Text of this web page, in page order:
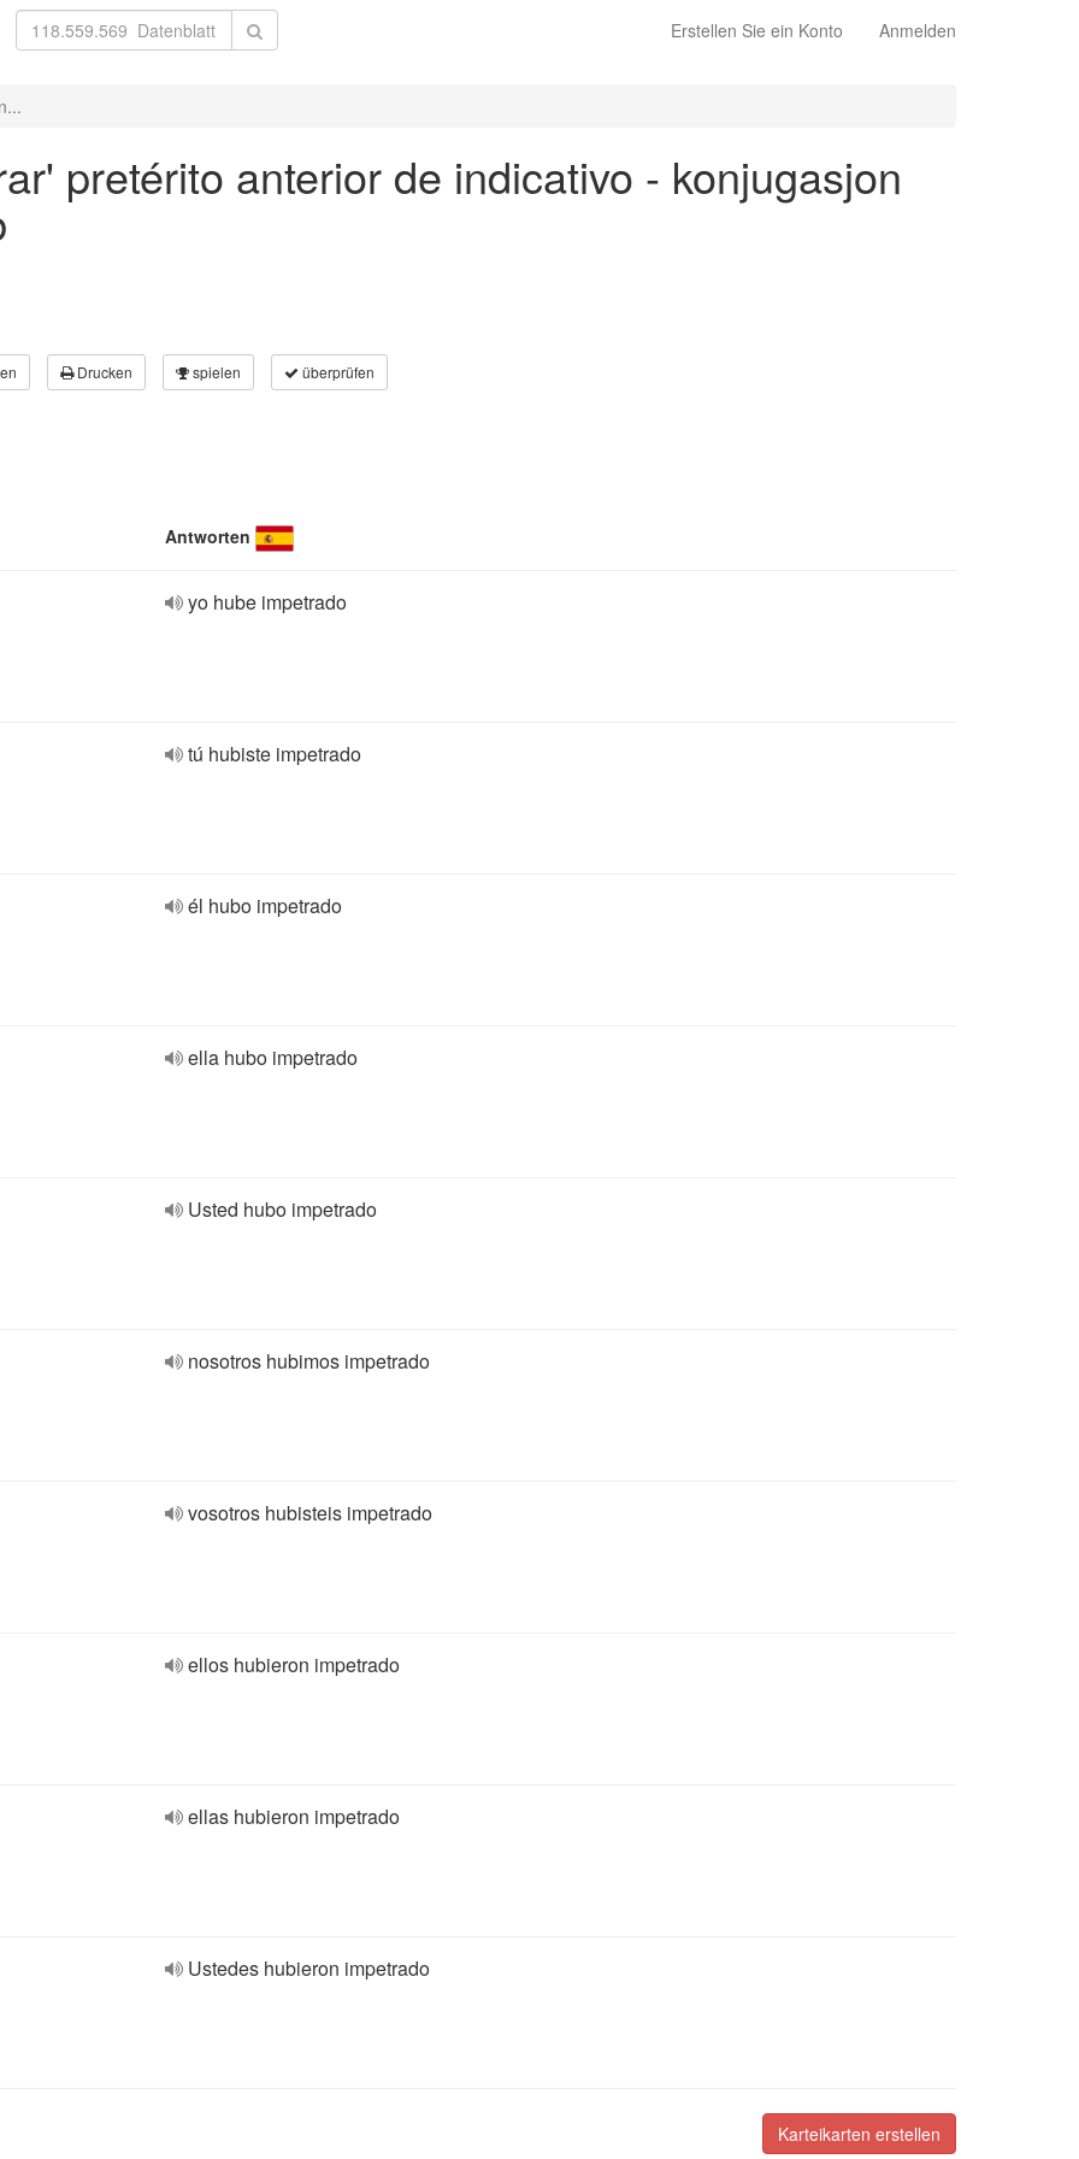
Erstellen Sie ein Konto Anmelden
pretérito anterior de indicativo - konjugasjon
Drucken spielen überprüfen
Antworten
yo hube impetrado
tú hubiste impetrado
él hubo impetrado
ella hubo impetrado
Usted hubo impetrado
nosotros hubimos impetrado
vosotros hubisteis impetrado
ellos hubieron impetrado
ellas hubieron impetrado
Ustedes hubieron impetrado
Karteikarten erstellen